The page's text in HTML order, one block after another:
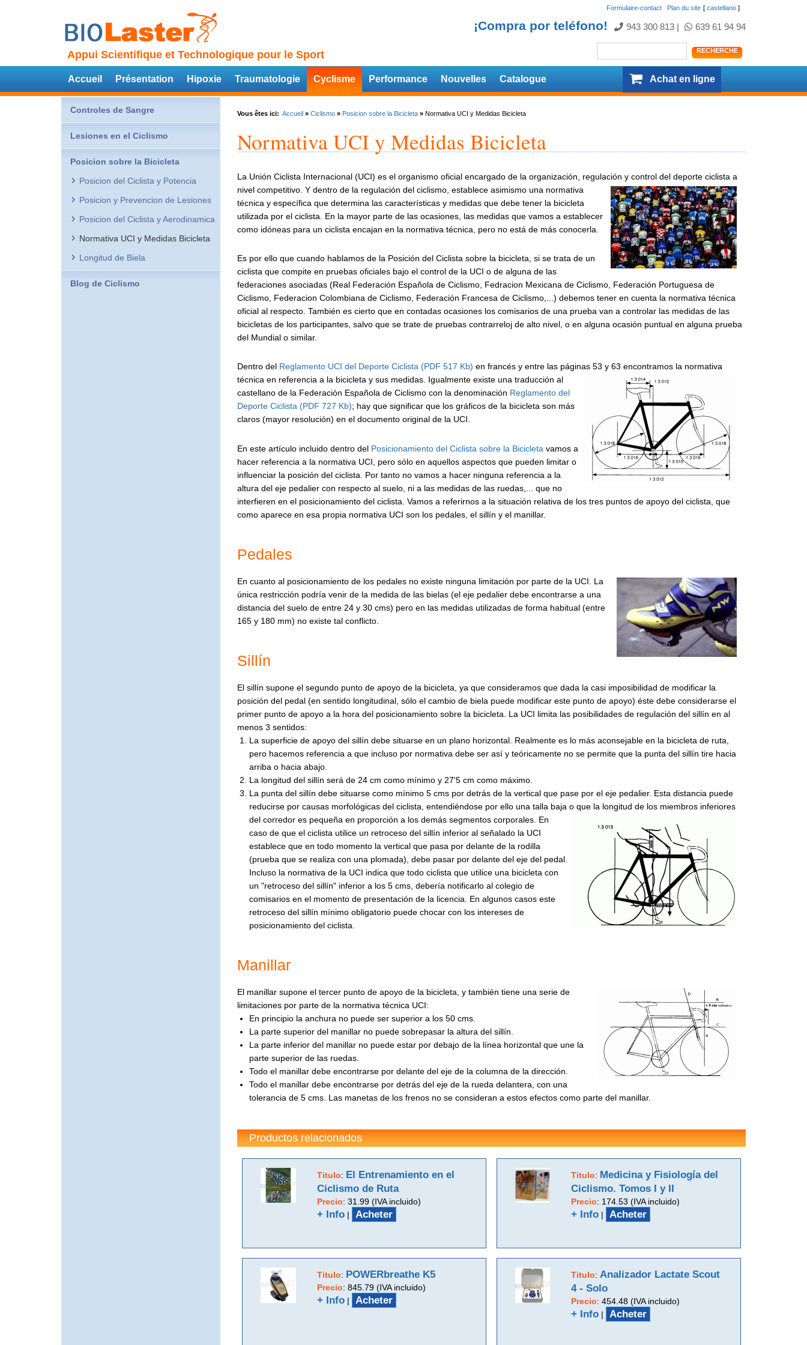
[ castellano ]
Formulaire-contact Plan du site
Appui Scientifique et Technologique pour le Sport
¡Compra por teléfono! 943 300 813 639 61 94 94
Accueil Présentation Hipoxie Traumatologie Cyclisme Performance Nouvelles Catalogue Achat en ligne
Vous êtes ici: Accueil » Ciclismo » Posicion sobre la Bicicleta »Normativa UCI y Medidas Bicicleta
Normativa UCI y Medidas Bicicleta
La Unión Ciclista Internacional (UCI) es el organismo oficial encargado de la organización, regulación y control del deporte ciclista a
nivel competitivo. Y dentro de la regulación del ciclismo, establece asimismo una normativa
técnica y específica que determina las características y medidas que debe tener la bicicleta
utilizada por el ciclista. En la mayor parte de las ocasiones, las medidas que vamos a establecer
como idóneas para un ciclista encajan en la normativa técnica, pero no está de más conocerla.
Es por ello que cuando hablamos de la Posición del Ciclista sobre la bicicleta, si se trata de un
ciclista que compite en pruebas oficiales bajo el control de la UCI o de alguna de las
federaciones asociadas (Real Federación Española de Ciclismo, Fedracion Mexicana de Ciclismo, Federación Portuguesa de
Ciclismo, Federacion Colombiana de Ciclismo, Federación Francesa de Ciclismo,...) debemos tener en cuenta la normativa técnica
oficial al respecto. También es cierto que en contadas ocasiones los comisarios de una prueba van a controlar las medidas de las
bicicletas de los participantes, salvo que se trate de pruebas contrarreloj de alto nivel, o en alguna ocasión puntual en alguna prueba
del Mundial o similar.
Dentro del Reglamento UCI del Deporte Ciclista (PDF 517 Kb) en francés y entre las páginas 53 y 63 encontramos la normativa
técnica en referencia a la bicicleta y sus medidas. Igualmente existe una traducción al
castellano de la Federación Española de Ciclismo con la denominación Reglamento del
Deporte Ciclista (PDF 727 Kb); hay que significar que los gráficos de la bicicleta son más
claros (mayor resolución) en el documento original de la UCI.
En este artículo incluido dentro del Posicionamiento del Ciclista sobre la Bicicleta vamos a
hacer referencia a la normativa UCI, pero sólo en aquellos aspectos que pueden limitar o
influenciar la posición del ciclista. Por tanto no vamos a hacer ninguna referencia a la
altura del eje pedalier con respecto al suelo, ni a las medidas de las ruedas,... que no
interfieren en el posicionamiento del ciclista. Vamos a referirnos a la situación relativa de los tres puntos de apoyo del ciclista, que
como aparece en esa propia normativa UCI son los pedales, el sillín y el manillar.
Pedales
En cuanto al posicionamiento de los pedales no existe ninguna limitación por parte de la UCI. La
única restricción podría venir de la medida de las bielas (el eje pedalier debe encontrarse a una
distancia del suelo de entre 24 y 30 cms) pero en las medidas utilizadas de forma habitual (entre
165 y 180 mm) no existe tal conflicto.
Sillín
El sillín supone el segundo punto de apoyo de la bicicleta, ya que consideramos que dada la casi imposibilidad de modificar la
posición del pedal (en sentido longitudinal, sólo el cambio de biela puede modificar este punto de apoyo) éste debe considerarse el
primer punto de apoyo a la hora del posicionamiento sobre la bicicleta. La UCI limita las posibilidades de regulación del sillín en al
menos 3 sentidos:
La superficie de apoyo del sillín debe situarse en un plano horizontal. Realmente es lo más aconsejable en la bicicleta de ruta,
pero hacemos referencia a que incluso por normativa debe ser así y teóricamente no se permite que la punta del sillín tire hacia
arriba o hacia abajo.
La longitud del sillín será de 24 cm como mínimo y 27'5 cm como máximo.
La punta del sillín debe situarse como mínimo 5 cms por detrás de la vertical que pase por el eje pedalier. Esta distancia puede
reducirse por causas morfológicas del ciclista, entendiéndose por ello una talla baja o que la longitud de los miembros inferiores
del corredor es pequeña en proporción a los demás segmentos corporales. En
caso de que el ciclista utilice un retroceso del sillín inferior al señalado la UCI
establece que en todo momento la vertical que pasa por delante de la rodilla
(prueba que se realiza con una plomada), debe pasar por delante del eje del pedal.
Incluso la normativa de la UCI indica que todo ciclista que utilice una bicicleta con
un "retroceso del sillín" inferior a los 5 cms, debería notificarlo al colegio de
comisarios en el momento de presentación de la licencia. En algunos casos este
retroceso del sillín mínimo obligatorio puede chocar con los intereses de
posicionamiento del ciclista.
Manillar
El manillar supone el tercer punto de apoyo de la bicicleta, y también tiene una serie de
limitaciones por parte de la normativa técnica UCI:
En principio la anchura no puede ser superior a los 50 cms.
La parte superior del manillar no puede sobrepasar la altura del sillín.
La parte inferior del manillar no puede estar por debajo de la línea horizontal que une la
parte superior de las ruedas.
Todo el manillar debe encontrarse por delante del eje de la columna de la dirección.
Todo el manillar debe encontrarse por detrás del eje de la rueda delantera, con una
tolerancia de 5 cms. Las manetas de los frenos no se consideran a estos efectos como parte del manillar.
Productos relacionados
Titulo: El Entrenamiento en el
Ciclismo de Ruta
Precio: 31.99 (IVA incluido)
+ Info| Acheter
Titulo: Medicina y Fisiología del
Ciclismo. Tomos I y II
Precio: 174.53 (IVA incluido)
+ Info | Acheter
Titulo: POWERbreathe K5
Precio: 845.79 (IVA incluido)
+ Info| Acheter
Titulo:Analizador Lactate Scout
4 - Solo
Precio:454.48 (IVA incluido)
+ Info | Acheter
Controles de Sangre
Lesiones en el Ciclismo
Posicion sobre la Bicicleta
Posicion del Ciclista y Potencia
Posicion y Prevencion de Lesiones
Posicion del Ciclista y Aerodinamica
Normativa UCI y Medidas Bicicleta
Longitud de Biela
Blog de Ciclismo